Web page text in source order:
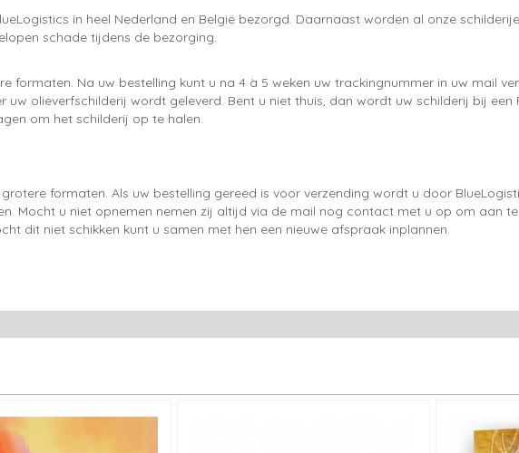
in heel Nederland en België bezorgd. Daarnaast worden al onze
schade tijdens de bezorging.
formaten. Na uw bestelling kunt u na 4 à 5 weken uw trackingnummer in uw mail
uw olieverfschilderij wordt geleverd. Bent u niet thuis, dan wordt uw schilderij bij een
om het schilderij op te halen.
formaten. Als uw bestelling gereed is voor verzending wordt u door
Mocht u niet opnemen nemen zij altijd via de mail nog contact met u op om aan
dit niet schikken kunt u samen met hen een nieuwe afspraak inplannen.